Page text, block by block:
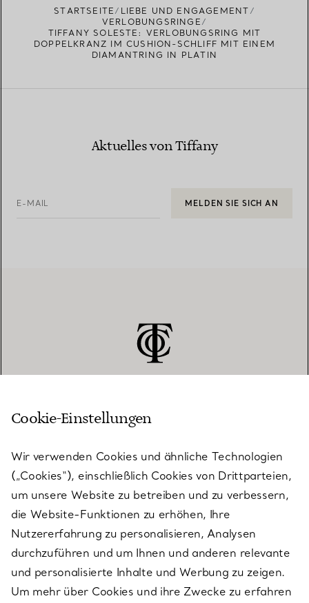
STARTSEITE
LIEBE UND ENGAGEMENT
VERLOBUNGSRINGE
TIFFANY SOLESTE: VERLOBUNGSRING MIT
DOPPELKRANZ IM CUSHION-SCHLIFF MIT EINEM
DIAMANTRING IN PLATIN
Aktuelles von Tiffany
E-MAIL MELDEN SIE SICH AN
KUNDENSERVICE
SERVICES
ÜBER TIFFANY & CO.
RECHTLICHE HINWEISE
Cookie-Einstellungen
Wir verwenden Cookies und ähnliche Technologien
(„Cookies“), einschließlich Cookies von Drittparteien,
um unsere Website zu betreiben und zu verbessern,
die Website-Funktionen zu erhöhen, Ihre
Nutzererfahrung zu personalisieren, Analysen
durchzuführen und um Ihnen und anderen relevante
und personalisierte Inhalte und Werbung zu zeigen.
Um mehr über Cookies und ihre Zwecke zu erfahren